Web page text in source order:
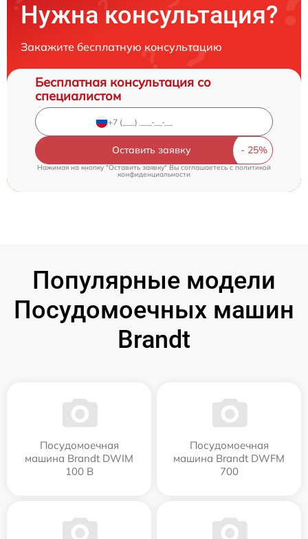
Нужна консультация?
Закажите бесплатную консультацию
Бесплатная консультация со
специалистом
Оставить заявку
Нажимая на кнопку "Оставить заявку" Вы соглашаетесь cполитикой
конфиденциальности
Популярные модели
Посудомоечных машин
Brandt
Посудомоечная
машина Brandt DWIM
100 B
Посудомоечная
машина Brandt DWFM
700